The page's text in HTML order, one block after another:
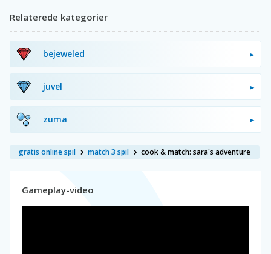
Relaterede kategorier
bejeweled
juvel
zuma
gratis online spil match 3 spil cook & match: sara's adventure
Gameplay-video